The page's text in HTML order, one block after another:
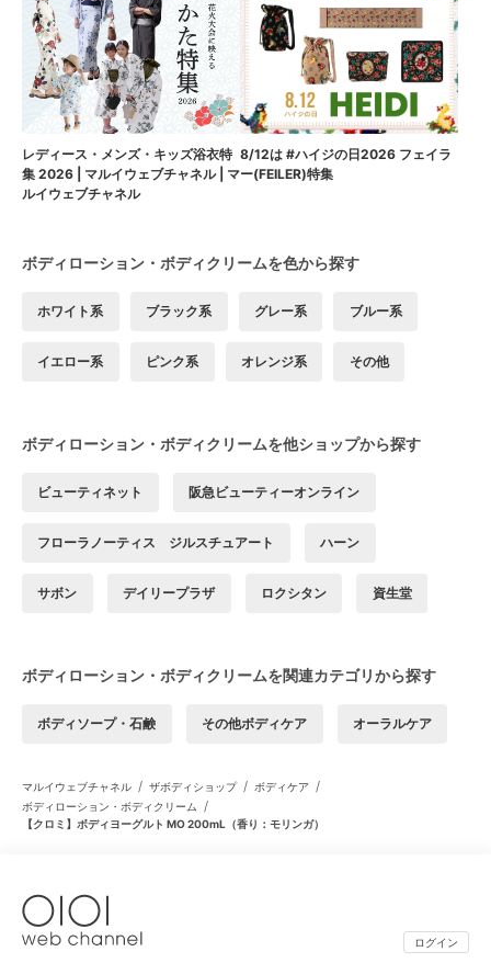
レディース・メンズ・キッズ浴衣特
集 2026 | マルイウェブチャネル | マ
ルイウェブチャネル
8/12は #ハイジの日2026 フェイラ
ー(FEILER)特集
ボディローション・ボディクリームを色から探す
ホワイト系 ブラック系 グレー系 ブルー系
イエロー系 ピンク系 オレンジ系 その他
ボディローション・ボディクリームを他ショップから探す
ビューティネット 阪急ビューティーオンライン
フローラノーティス ジルスチュアート ハーン
サボン デイリープラザ ロクシタン 資生堂
ボディローション・ボディクリームを関連カテゴリから探す
ボディソープ・石鹸 その他ボディケア オーラルケア
マルイウェブチャネル / ザボディショップ/ ボディケア /
ボディローション・ボディクリーム /
【クロミ】ボディヨーグルト MO 200mL（香り：モリンガ）
ログイン